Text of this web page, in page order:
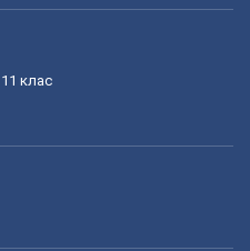
11 клас